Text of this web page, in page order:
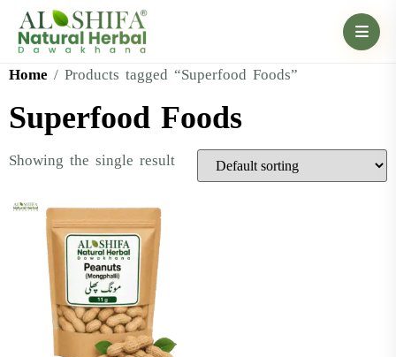
Home / Products tagged “Superfood Foods”
Superfood Foods
Showing the single result